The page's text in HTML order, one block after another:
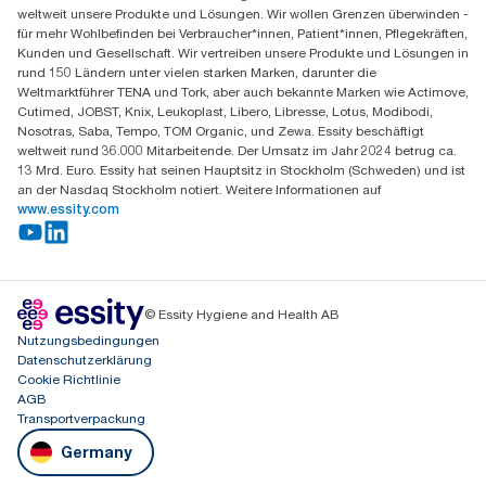
68305 Mannheim
Mo-Do 8:00-16:30 Uhr | Fr 8:00-15:00
weltweit unsere Produkte und Lösungen. Wir wollen Grenzen überwinden -
für mehr Wohlbefinden bei Verbraucher*innen, Patient*innen, Pflegekräften,
Kunden und Gesellschaft. Wir vertreiben unsere Produkte und Lösungen in
rund 150 Ländern unter vielen starken Marken, darunter die
Weltmarktführer TENA und Tork, aber auch bekannte Marken wie Actimove,
Cutimed, JOBST, Knix, Leukoplast, Libero, Libresse, Lotus, Modibodi,
Nosotras, Saba, Tempo, TOM Organic, und Zewa. Essity beschäftigt
weltweit rund 36.000 Mitarbeitende. Der Umsatz im Jahr 2024 betrug ca.
13 Mrd. Euro. Essity hat seinen Hauptsitz in Stockholm (Schweden) und ist
an der Nasdaq Stockholm notiert. Weitere Informationen auf
www.essity.com
© Essity Hygiene and Health AB
Nutzungsbedingungen
Datenschutzerklärung
Cookie Richtlinie
AGB
Transportverpackung
Germany